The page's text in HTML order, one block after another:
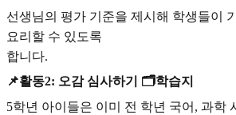
선생님의 평가 기준을 제시해 학생들이
요리할 수 있도록
합니다.
📌활동2: 오감 심사하기 🗂️학습지
5학년 아이들은 이미 전 학년 국어, 과학